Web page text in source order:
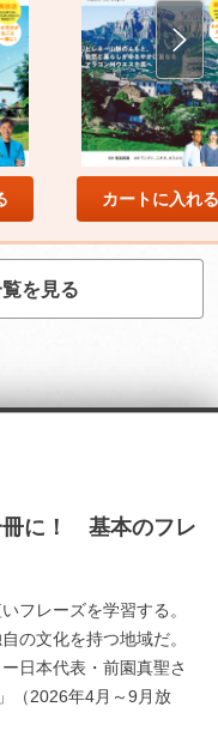
カートに入れる
を見る
冊に！ 基本のフレ
フレーズを学習する。
の文化を持つ地域だ。
日本代表・前園真聖さ
（2026年4月～9月放